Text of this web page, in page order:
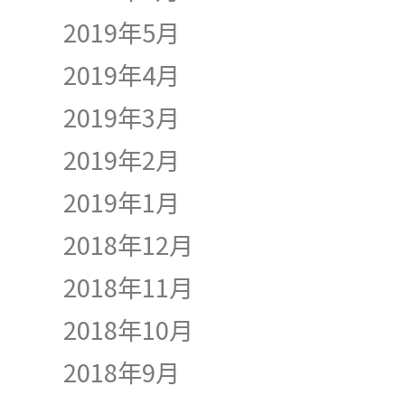
2019年5月
2019年4月
2019年3月
2019年2月
2019年1月
2018年12月
2018年11月
2018年10月
2018年9月